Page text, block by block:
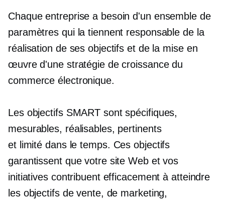
Chaque entreprise a besoin d'un ensemble de
paramètres qui la tiennent responsable de la
réalisation de ses objectifs et de la mise en
œuvre d'une stratégie de croissance du
commerce électronique.
Les objectifs SMART sont spécifiques,
mesurables, réalisables, pertinents
et limité dans le temps. Ces objectifs
garantissent que votre site Web et vos
initiatives contribuent efficacement à atteindre
les objectifs de vente, de marketing,